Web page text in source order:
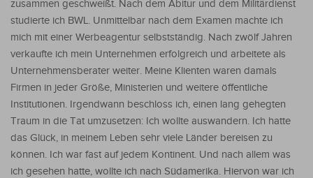
zusammen geschweißt. Nach dem Abitur und dem Militärdienst
studierte ich BWL. Unmittelbar nach dem Examen machte ich
mich mit einer Werbeagentur selbstständig. Nach zwölf Jahren
verkaufte ich mein Unternehmen erfolgreich und arbeitete als
Unternehmensberater weiter. Meine Klienten waren damals
Firmen in jeder Größe, Ministerien und weitere öffentliche
Institutionen. Irgendwann beschloss ich, einen lang gehegten
Traum in die Tat umzusetzen: Ich wollte auswandern. Ich hatte
das Glück, in meinem Leben sehr viele Länder bereisen zu
können. Ich war fast auf jedem Kontinent. Und nach allem was
ich gesehen hatte, wollte ich nach Südamerika. Hiervon war ich